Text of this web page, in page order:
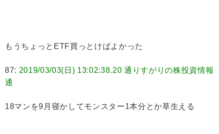
もうちょっとETF買っとけばよかった
87: 2019/03/03(日) 13:02:38.20 通りすがりの株投資情報
通
18マンを9月寝かしてモンスター1本分とか草生える